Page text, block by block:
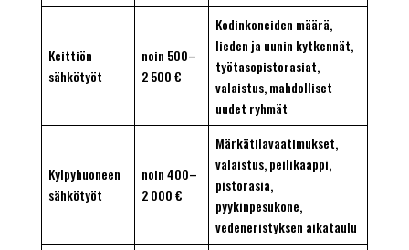
Keittiön
sähkötyöt
noin 500–
2 500 €
Kodinkoneiden määrä,
lieden ja uunin kytkennät,
työtasopistorasiat,
valaistus, mahdolliset
uudet ryhmät
Kylpyhuoneen
sähkötyöt
noin 400–
2 000 €
Märkätilavaatimukset,
valaistus, peilikaappi,
pistorasia,
pyykinpesukone,
vedeneristyksen aikataulu